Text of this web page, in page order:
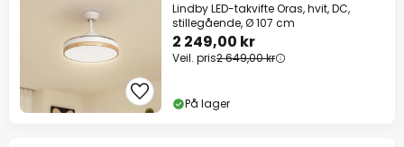
Lindby LED-takvifte Oras, hvit, DC,
stillegående, Ø 107 cm
2 249,00 kr
Veil. pris2 649,00 kr
På lager